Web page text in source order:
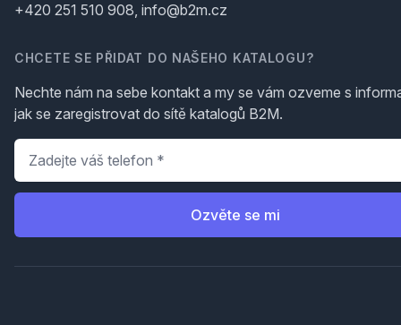
+420 251 510 908, info@b2m.cz
CHCETE SE PŘIDAT DO NAŠEHO KATALOGU?
Nechte nám na sebe kontakt a my se vám ozveme s
jak se zaregistrovat do sítě katalogů B2M.
Telefon
Ozvěte se mi